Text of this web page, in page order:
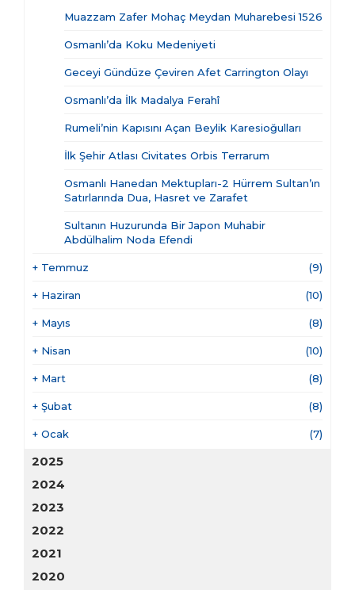
Muazzam Zafer Mohaç Meydan Muharebesi 1526
Osmanlı’da Koku Medeniyeti
Geceyi Gündüze Çeviren Afet Carrington Olayı
Osmanlı’da İlk Madalya Ferahî
Rumeli’nin Kapısını Açan Beylik Karesioğulları
İlk Şehir Atlası Civitates Orbis Terrarum
Osmanlı Hanedan Mektupları-2 Hürrem Sultan’ın
Satırlarında Dua, Hasret ve Zarafet
Sultanın Huzurunda Bir Japon Muhabir
Abdülhalim Noda Efendi
+ Temmuz (9)
+ Haziran (10)
+ Mayıs (8)
+ Nisan (10)
+ Mart (8)
+ Şubat (8)
+ Ocak (7)
2025
2024
2023
2022
2021
2020